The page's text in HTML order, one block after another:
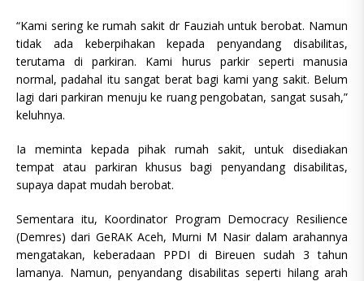
“Kami sering ke rumah sakit dr Fauziah untuk berobat. Namun
tidak ada keberpihakan kepada penyandang disabilitas,
terutama di parkiran. Kami hurus parkir seperti manusia
normal, padahal itu sangat berat bagi kami yang sakit. Belum
lagi dari parkiran menuju ke ruang pengobatan, sangat susah,”
keluhnya.
Ia meminta kepada pihak rumah sakit, untuk disediakan
tempat atau parkiran khusus bagi penyandang disabilitas,
supaya dapat mudah berobat.
Sementara itu, Koordinator Program Democracy Resilience
(Demres) dari GeRAK Aceh, Murni M Nasir dalam arahannya
mengatakan, keberadaan PPDI di Bireuen sudah 3 tahun
lamanya. Namun, penyandang disabilitas seperti hilang arah